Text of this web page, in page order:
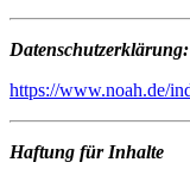
Datenschutzerklärung:
https://www.noah.de/
Haftung für Inhalte